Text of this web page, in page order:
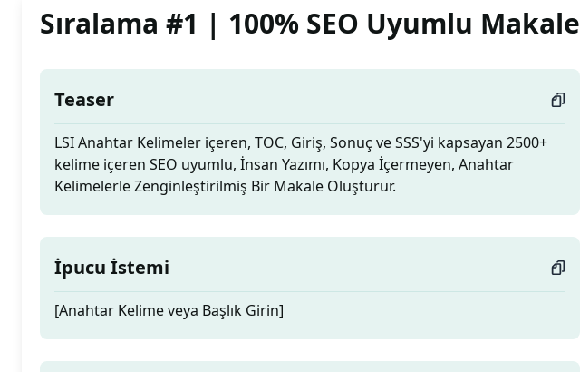
Sıralama #1 | 100% SEO Uyumlu Makale
Teaser
LSI Anahtar Kelimeler içeren, TOC, Giriş, Sonuç ve SSS'yi kapsayan 2500+
kelime içeren SEO uyumlu, İnsan Yazımı, Kopya İçermeyen, Anahtar
Kelimelerle Zenginleştirilmiş Bir Makale Oluşturur.
İpucu İstemi
[Anahtar Kelime veya Başlık Girin]